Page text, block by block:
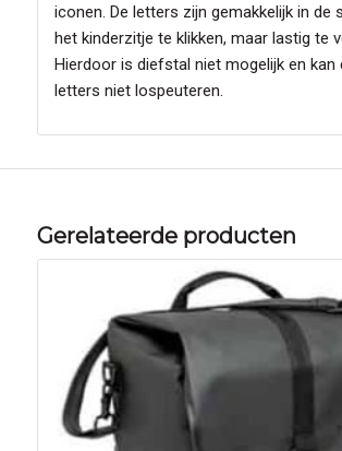
iconen. De letters zijn gemakkelijk in de
het kinderzitje te klikken, maar lastig te
Hierdoor is diefstal niet mogelijk en kan
letters niet lospeuteren.
Gerelateerde producten